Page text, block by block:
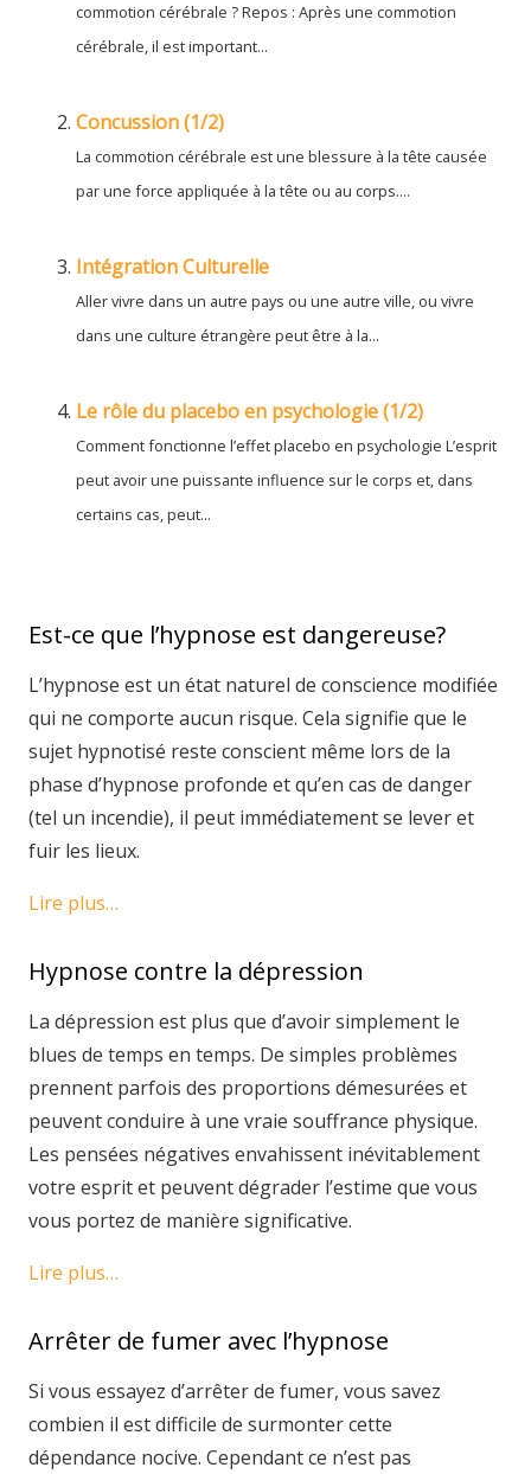
commotion cérébrale ? Repos : Après une commotion
cérébrale, il est important...
Concussion (1/2)
La commotion cérébrale est une blessure à la tête causée
par une force appliquée à la tête ou au corps....
Intégration Culturelle
Aller vivre dans un autre pays ou une autre ville, ou vivre
dans une culture étrangère peut être à la...
Le rôle du placebo en psychologie (1/2)
Comment fonctionne l’effet placebo en psychologie L’esprit
peut avoir une puissante influence sur le corps et, dans
certains cas, peut...
Est-ce que l’hypnose est dangereuse?
L’hypnose est un état naturel de conscience modifiée
qui ne comporte aucun risque. Cela signifie que le
sujet hypnotisé reste conscient même lors de la
phase d’hypnose profonde et qu’en cas de danger
(tel un incendie), il peut immédiatement se lever et
fuir les lieux.
Lire plus…
Hypnose contre la dépression
La dépression est plus que d’avoir simplement le
blues de temps en temps. De simples problèmes
prennent parfois des proportions démesurées et
peuvent conduire à une vraie souffrance physique.
Les pensées négatives envahissent inévitablement
votre esprit et peuvent dégrader l’estime que vous
vous portez de manière significative.
Lire plus…
Arrêter de fumer avec l’hypnose
Si vous essayez d’arrêter de fumer, vous savez
combien il est difficile de surmonter cette
dépendance nocive. Cependant ce n’est pas